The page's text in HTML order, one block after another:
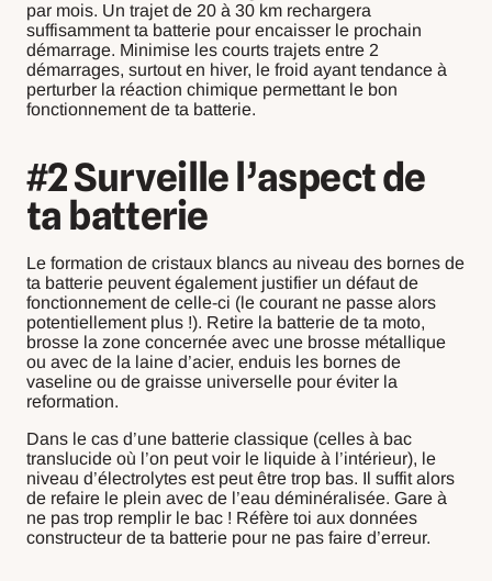
par mois. Un trajet de 20 à 30 km rechargera
suffisamment ta batterie pour encaisser le prochain
démarrage. Minimise les courts trajets entre 2
démarrages, surtout en hiver, le froid ayant tendance à
perturber la réaction chimique permettant le bon
fonctionnement de ta batterie.
#2 Surveille l’aspect de
ta batterie
Le formation de cristaux blancs au niveau des bornes de
ta batterie peuvent également justifier un défaut de
fonctionnement de celle-ci (le courant ne passe alors
potentiellement plus !). Retire la batterie de ta moto,
brosse la zone concernée avec une brosse métallique
ou avec de la laine d’acier, enduis les bornes de
vaseline ou de graisse universelle pour éviter la
reformation.
Dans le cas d’une batterie classique (celles à bac
translucide où l’on peut voir le liquide à l’intérieur), le
niveau d’électrolytes est peut être trop bas. Il suffit alors
de refaire le plein avec de l’eau déminéralisée. Gare à
ne pas trop remplir le bac ! Réfère toi aux données
constructeur de ta batterie pour ne pas faire d’erreur.